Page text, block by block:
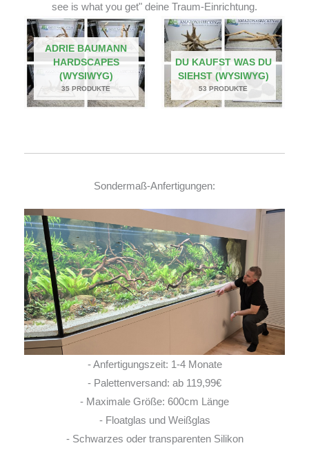
see is what you get" deine Traum-Einrichtung.
ADRIE BAUMANN
HARDSCAPES
(WYSIWYG)
35 PRODUKTE
DU KAUFST WAS DU
SIEHST (WYSIWYG)
53 PRODUKTE
Sondermaß-Anfertigungen:
- Anfertigungszeit: 1-4 Monate
- Palettenversand: ab 119,99€
- Maximale Größe: 600cm Länge
- Floatglas und Weißglas
- Schwarzes oder transparenten Silikon